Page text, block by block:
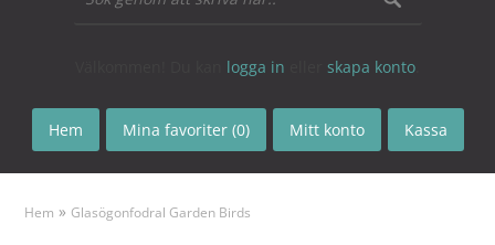
logga in skapa konto
Hem Mina favoriter (0) Mitt konto Kassa
Hem » Glasögonfodral Garden Birds